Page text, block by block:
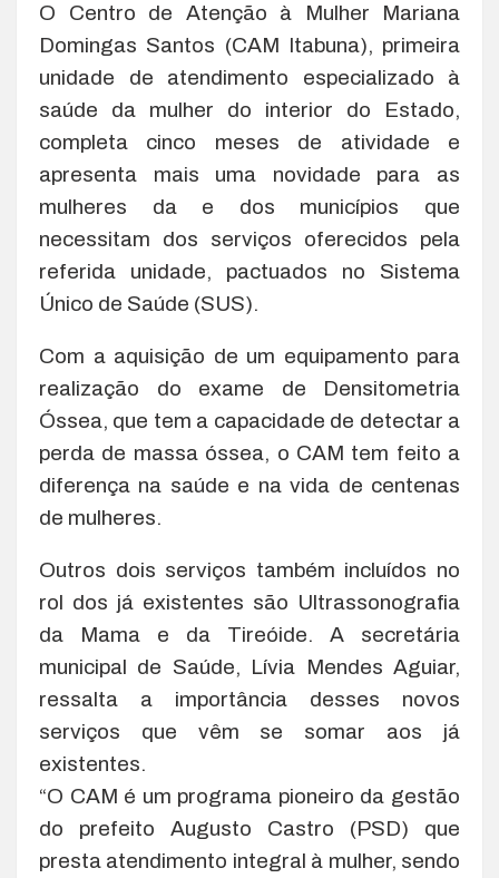
O Centro de Atenção à Mulher Mariana
Domingas Santos (CAM Itabuna), primeira
unidade de atendimento especializado à
saúde da mulher do interior do Estado,
completa cinco meses de atividade e
apresenta mais uma novidade para as
mulheres da e dos municípios que
necessitam dos serviços oferecidos pela
referida unidade, pactuados no Sistema
Único de Saúde (SUS).
Com a aquisição de um equipamento para
realização do exame de Densitometria
Óssea, que tem a capacidade de detectar a
perda de massa óssea, o CAM tem feito a
diferença na saúde e na vida de centenas
de mulheres.
Outros dois serviços também incluídos no
rol dos já existentes são Ultrassonografia
da Mama e da Tireóide. A secretária
municipal de Saúde, Lívia Mendes Aguiar,
ressalta a importância desses novos
serviços que vêm se somar aos já
existentes.
“O CAM é um programa pioneiro da gestão
do prefeito Augusto Castro (PSD) que
presta atendimento integral à mulher, sendo